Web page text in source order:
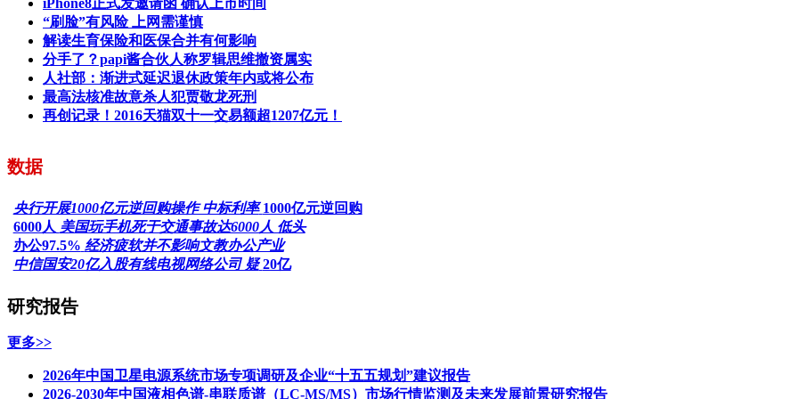
iPhone8正式发邀请函 确认上市时间
“刷脸”有风险 上网需谨慎
解读生育保险和医保合并有何影响
分手了？papi酱合伙人称罗辑思维撤资属实
人社部：渐进式延迟退休政策年内或将公布
最高法核准故意杀人犯贾敬龙死刑
再创记录！2016天猫双十一交易额超1207亿元！
数据
央行开展1000亿元逆回购操作 中标利率 1000亿元逆回购
6000人 美国玩手机死于交通事故达6000人 低头
办公97.5% 经济疲软并不影响文教办公产业
中信国安20亿入股有线电视网络公司 疑 20亿
研究报告
更多>>
2026年中国卫星电源系统市场专项调研及企业“十五五规划”建议报告
2026-2030年中国液相色谱-串联质谱（LC-MS/MS）市场行情监测及未来发展前景研究报告